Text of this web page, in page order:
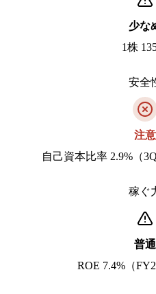
少な
1株
安全
注意
自己資本比率 2.9%（
稼ぐ
普通
ROE 7.4%（